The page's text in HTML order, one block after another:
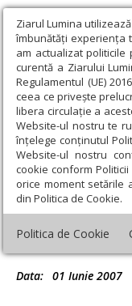
Ziarul Lumina
îmbunătăți experiența
am actualizat
curentă a Ziarului
Regulamentul (UE)
ceea ce privește
libera circulație a
Website-ul nostru te
înțelege conținutul
Website-ul nostru
cookie conform
orice moment setările
din Politica de Cookie.
Politica de Cookie
Ziarul Lumina ›
Educaţiei se disculpă
admitere
Ministerul
întârzierea
admitere
Data: 01 Iunie 2007